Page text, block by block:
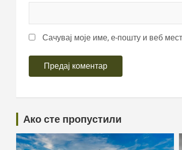
Сачувај моје име, е-пошту и веб
Ако сте пропустили